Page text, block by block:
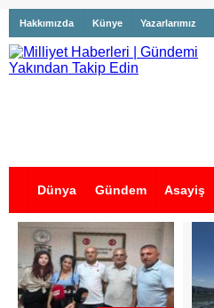
Hakkımızda Künye Yazarlarımız
Dünya Gündem Asayiş
İş İlanları